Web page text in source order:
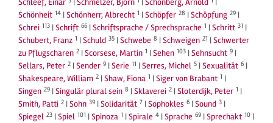
Schleef, Einar
|Schmelzer, Björn |Schönberg, Arnold
|
Schönheit 14 |Schönherr, Albrecht 1 |Schöpfer 28 |Schöpfung 29 |
Schrei 113 |Schrift 66 |Schriftsprache / Sprechsprache 1 |Schritt 31 |
Schubert, Franz 1 |Schuld 35 |Schwebe 8 |Schweigen 21 |Schwerter
zu Pflugscharen 2 |Scorsese, Martin 1 |Sehen 103 |Sehnsucht 9 |
Sellars, Peter 2 |Sender 9 |Serie 11 |Serres, Michel 5 |Sexualität 6 |
Shakespeare, William 2 |Shaw, Fiona 1 |Siger von Brabant 1 |
Singen 29 |Singulär plural sein 8 |Sklaverei 2 |Sloterdijk, Peter 1 |
Smith, Patti 2 |Sohn 39 |Solidarität 7 |Sophokles 6 |Sound 3 |
Spiegel 23 |Spiel 101 |Spinoza 1 |Spirale 4 |Sprache 69 |Sprechakt 10 |